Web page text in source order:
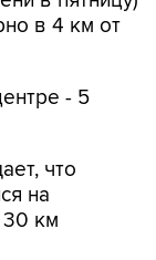
в 4 км от
- 5
что
на
км